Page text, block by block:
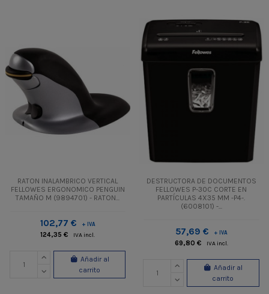
RATON INALAMBRICO VERTICAL
FELLOWES ERGONOMICO PENGUIN
TAMAÑO M (9894701) - RATON...
102,77 € + IVA
124,35 € IVA incl.
Añadir al
carrito
DESTRUCTORA DE DOCUMENTOS
FELLOWES P-30C CORTE EN
PARTÍCULAS 4X35 MM -P4-.
(6008101) -...
57,69 € + IVA
69,80 € IVA incl.
Añadir al
carrito